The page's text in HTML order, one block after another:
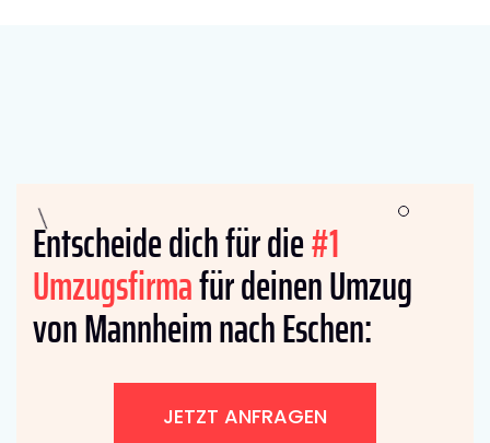
Entscheide dich für die#1
Umzugsfirmafür deinen Umzug
von Mannheim nach Eschen:
JETZT ANFRAGEN